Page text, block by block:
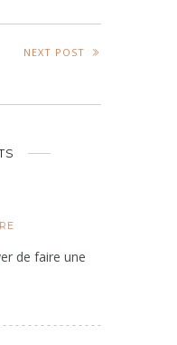
NEXT POST
de faire une